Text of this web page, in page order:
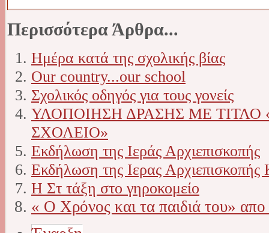
Περισσότερα Άρθρα...
Ημέρα κατά της σχολικής βίας
Our country...our school
Σχολικός οδηγός για τους γονείς
ΥΛΟΠΟΙΗΣΗ ΔΡΑΣΗΣ ΜΕ ΤΙΤΛΟ
ΣΧΟΛΕΙΟ»
Εκδήλωση της Ιεράς Αρχιεπισκοπής
Εκδήλωση της Ιερας Αρχιεπισκοπής
Η Στ τάξη στο γηροκομείο
« Ο Χρόνος και τα παιδιά του»